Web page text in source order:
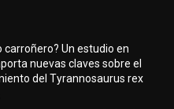
carroñero? Un estudio en
nuevas claves sobre el
del Tyrannosaurus rex